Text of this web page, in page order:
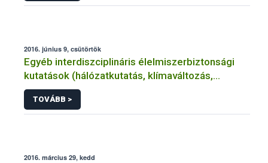
2016. június 9, csütörtök
Egyéb interdiszciplináris élelmiszerbiztonsági
kutatások (hálózatkutatás, klímaváltozás,
járványtan) referencialistája
TOVÁBB >
2016. március 29, kedd